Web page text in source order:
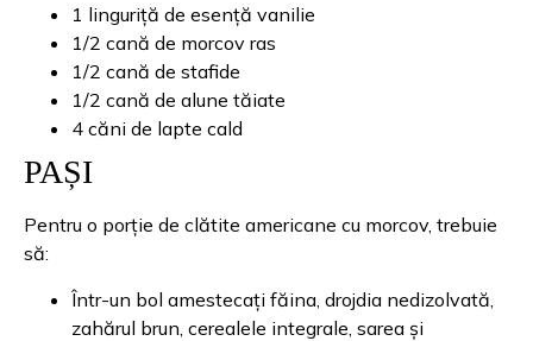
1 linguriță de esență vanilie
1/2 cană de morcov ras
1/2 cană de stafide
1/2 cană de alune tăiate
4 căni de lapte cald
PAȘI
Pentru o porție de clătite americane cu morcov, trebuie
să:
Într-un bol amestecați făina, drojdia nedizolvată,
zahărul brun, cerealele integrale, sarea și